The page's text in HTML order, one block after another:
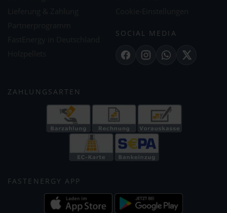
SOCIAL MEDIA
FacebookInstagramWhatsApp
X
ZAHLUNGSARTEN
FASTENERGY APP